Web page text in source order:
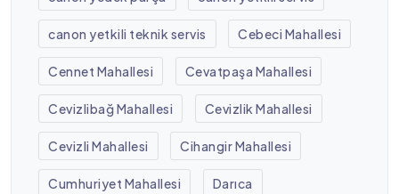
canon yetkili teknik servis Cebeci Mahallesi
Cennet Mahallesi Cevatpaşa Mahallesi
Cevizlibağ Mahallesi Cevizlik Mahallesi
Cevizli Mahallesi Cihangir Mahallesi
Cumhuriyet Mahallesi Darıca